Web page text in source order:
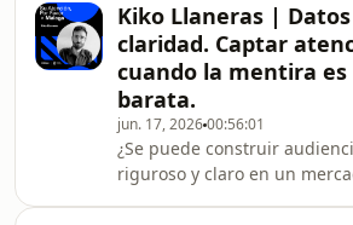
¿De quién es la culpa cuando
institución no se hace
este episodio de Su
Favor, Roger Casas-Alatriste,
mexicano especialista en
la Atención y puente entre
mundos latinoamericano y
conversa con Judith Gonzá
Kiko Llaneras |
claridad. Captar
cuando la mentira es
barata.
jun. 17, 202600:56:01
¿Se puede construir
riguroso y claro en un